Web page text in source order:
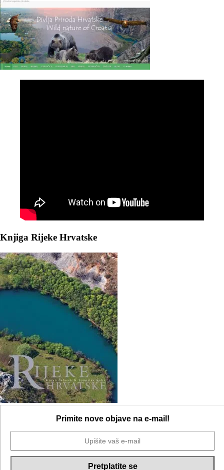
Knjiga Rijeke Hrvatske
Primite nove objave na e-mail!